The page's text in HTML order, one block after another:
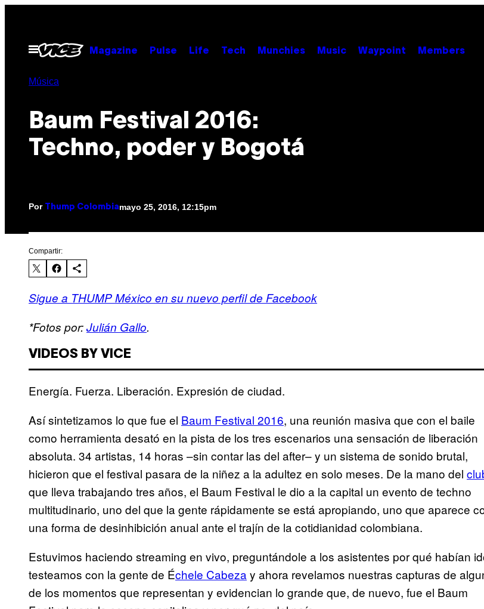
contenido
Abrir
Menú
Magazine Pulse Life Tech Munchies Music Waypoint Members
Música
Baum Festival 2016:
Techno, poder y Bogotá
Por Thump Colombiamayo 25, 2016, 12:15pm
Compartir:
Sigue a THUMP México en su nuevo perfil de Facebook
*Fotos por:Julián Gallo.
VIDEOS BY VICE
Energía. Fuerza. Liberación. Expresión de ciudad.
Así sintetizamos lo que fue el Baum Festival 2016, una reunión masiva que con el baile
como herramienta desató en la pista de los tres escenarios una sensación de liberación
absoluta. 34 artistas, 14 horas –sin contar las del after– y un sistema de sonido brutal,
hicieron que el festival pasara de la niñez a la adultez en solo meses. De la mano del
que lleva trabajando tres años, el Baum Festival le dio a la capital un evento de techno
multitudinario, uno del que la gente rápidamente se está apropiando, uno que aparece
una forma de desinhibición anual ante el trajín de la cotidianidad colombiana.
Estuvimos haciendo streaming en vivo, preguntándole a los asistentes por qué habían
testeamos con la gente de Échele Cabeza y ahora revelamos nuestras capturas de
de los momentos que representan y evidencian lo grande que, de nuevo, fue el Baum